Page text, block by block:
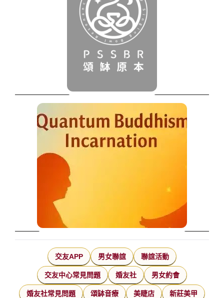
交友APP 男女聯誼 聯誼活動
交友中心常見問題 婚友社 男女約會
婚友社常見問題 頌缽音療 美睫店 新莊美甲